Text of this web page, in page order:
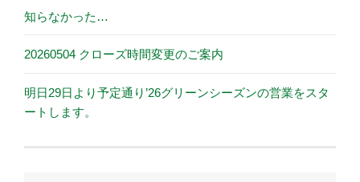
知らなかった…
20260504 クローズ時間変更のご案内
明日29日より予定通り’26グリーンシーズンの営業をスタ
ートします。